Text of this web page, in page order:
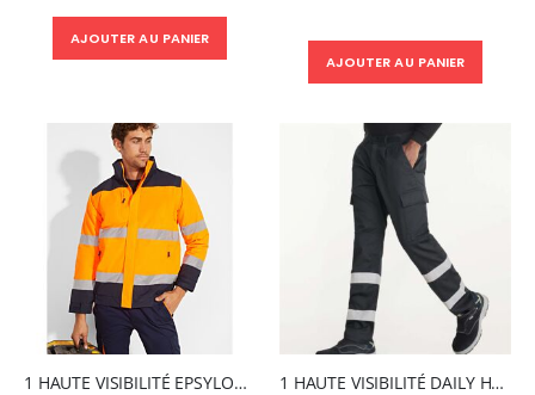
AJOUTER AU PANIER
AJOUTER AU PANIER
1 HAUTE VISIBILITÉ EPSYLON - ROLY 1 HAUTE VISIBILITÉ DAILY HV - ROLY